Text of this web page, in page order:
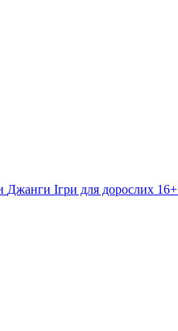
Джанги Ігри для дорослих 16+